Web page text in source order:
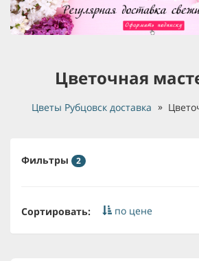
Цветочная
Цветы Рубцовск доставка
Фильтры 2
Сортировать: по цене